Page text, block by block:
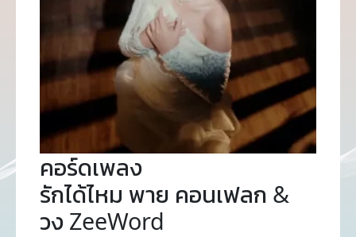
คอร์ดเพลง
รักได้ไหม พาย คอนเฟลก &
วง ZeeWord